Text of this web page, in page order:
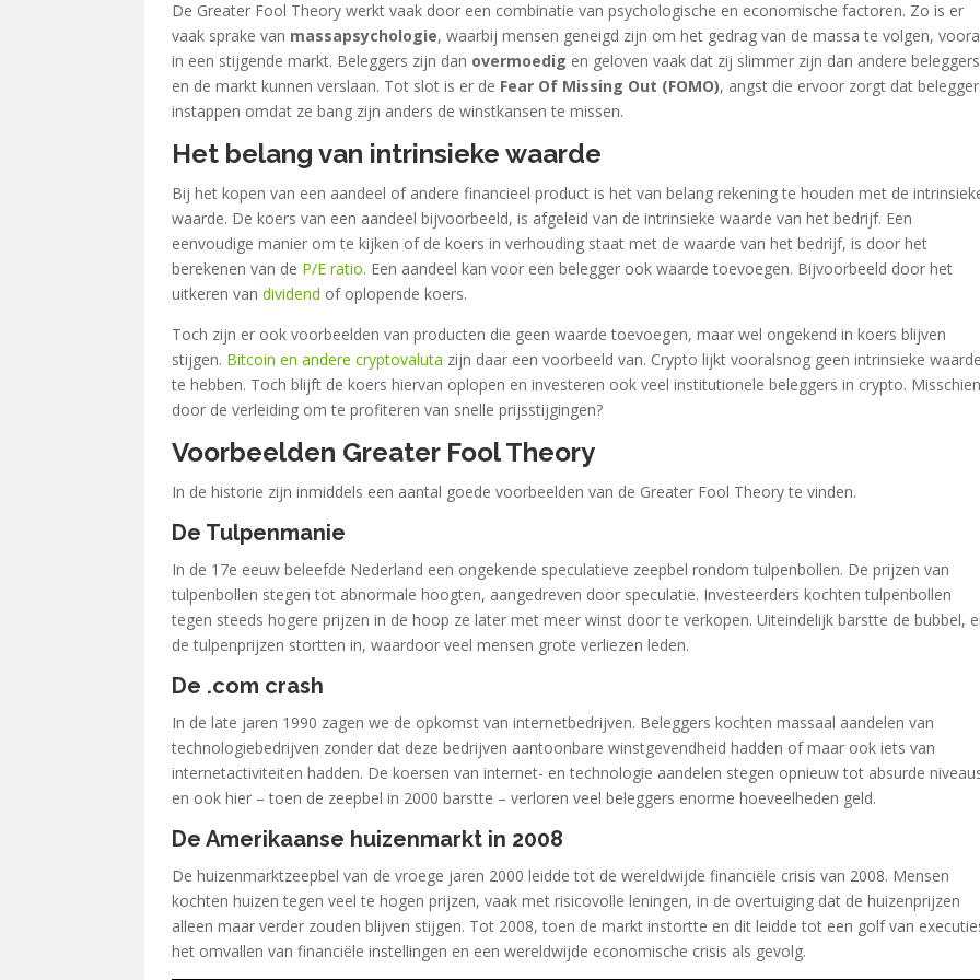
De Greater Fool Theory werkt vaak door een combinatie van psychologische en economische factoren. Zo is er
vaak sprake van massapsychologie, waarbij mensen geneigd zijn om het gedrag van de massa te volgen,
in een stijgende markt. Beleggers zijn dan overmoedig en geloven vaak dat zij slimmer zijn dan andere beleggers
en de markt kunnen verslaan. Tot slot is er de Fear Of Missing Out (FOMO), angst die ervoor zorgt dat
instappen omdat ze bang zijn anders de winstkansen te missen.
Het belang van intrinsieke waarde
Bij het kopen van een aandeel of andere financieel product is het van belang rekening te houden met de
waarde. De koers van een aandeel bijvoorbeeld, is afgeleid van de intrinsieke waarde van het bedrijf. Een
eenvoudige manier om te kijken of de koers in verhouding staat met de waarde van het bedrijf, is door het
berekenen van de P/E ratio. Een aandeel kan voor een belegger ook waarde toevoegen. Bijvoorbeeld door het
uitkeren van dividend of oplopende koers.
Toch zijn er ook voorbeelden van producten die geen waarde toevoegen, maar wel ongekend in koers blijven
stijgen. Bitcoin en andere cryptovaluta zijn daar een voorbeeld van. Crypto lijkt vooralsnog geen intrinsieke waarde
te hebben. Toch blijft de koers hiervan oplopen en investeren ook veel institutionele beleggers in crypto. Misschien
door de verleiding om te profiteren van snelle prijsstijgingen?
Voorbeelden Greater Fool Theory
In de historie zijn inmiddels een aantal goede voorbeelden van de Greater Fool Theory te vinden.
De Tulpenmanie
In de 17e eeuw beleefde Nederland een ongekende speculatieve zeepbel rondom tulpenbollen. De prijzen van
tulpenbollen stegen tot abnormale hoogten, aangedreven door speculatie. Investeerders kochten tulpenbollen
tegen steeds hogere prijzen in de hoop ze later met meer winst door te verkopen. Uiteindelijk barstte de bubbel,
de tulpenprijzen stortten in, waardoor veel mensen grote verliezen leden.
De .com crash
In de late jaren 1990 zagen we de opkomst van internetbedrijven. Beleggers kochten massaal aandelen van
technologiebedrijven zonder dat deze bedrijven aantoonbare winstgevendheid hadden of maar ook iets van
internetactiviteiten hadden. De koersen van internet- en technologie aandelen stegen opnieuw tot absurde
en ook hier – toen de zeepbel in 2000 barstte – verloren veel beleggers enorme hoeveelheden geld.
De Amerikaanse huizenmarkt in 2008
De huizenmarktzeepbel van de vroege jaren 2000 leidde tot de wereldwijde financiële crisis van 2008. Mensen
kochten huizen tegen veel te hogen prijzen, vaak met risicovolle leningen, in de overtuiging dat de huizenprijzen
alleen maar verder zouden blijven stijgen. Tot 2008, toen de markt instortte en dit leidde tot een golf van
het omvallen van financiële instellingen en een wereldwijde economische crisis als gevolg.